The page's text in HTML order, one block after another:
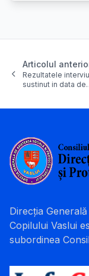
Articolul
Rezultatele
sustinut in data
Direcția
Copilului Vaslui
subordinea